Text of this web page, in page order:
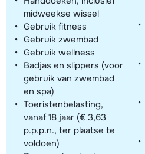
midweekse wissel
Gebruik fitness
Gebruik zwembad
Gebruik wellness
Badjas en slippers (voor
gebruik van zwembad
en spa)
Toeristenbelasting,
vanaf 18 jaar (€ 3,63
p.p.p.n., ter plaatse te
voldoen)